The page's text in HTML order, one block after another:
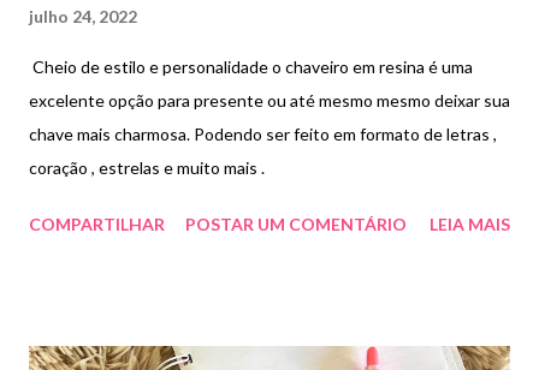
julho 24, 2022
Cheio de estilo e personalidade o chaveiro em resina é uma
excelente opção para presente ou até mesmo mesmo deixar sua
chave mais charmosa. Podendo ser feito em formato de letras ,
coração , estrelas e muito mais .
COMPARTILHAR POSTAR UM COMENTÁRIO LEIA MAIS